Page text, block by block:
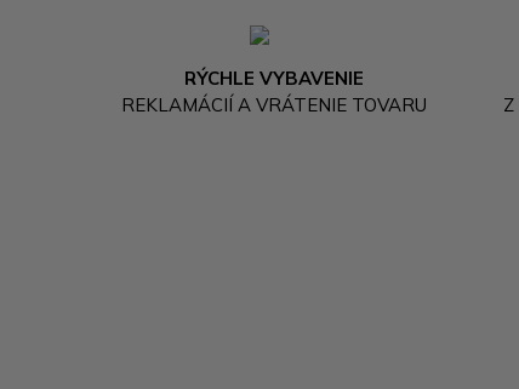
RÝCHLE VYBAVENIE
REKLAMÁCIÍ A VRÁTENIE TOVARU